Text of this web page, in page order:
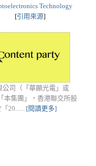
Technology
[引用來源]
公司（「華顯光電」或
本集團」，香港聯交所股
20...... [閱讀更多]